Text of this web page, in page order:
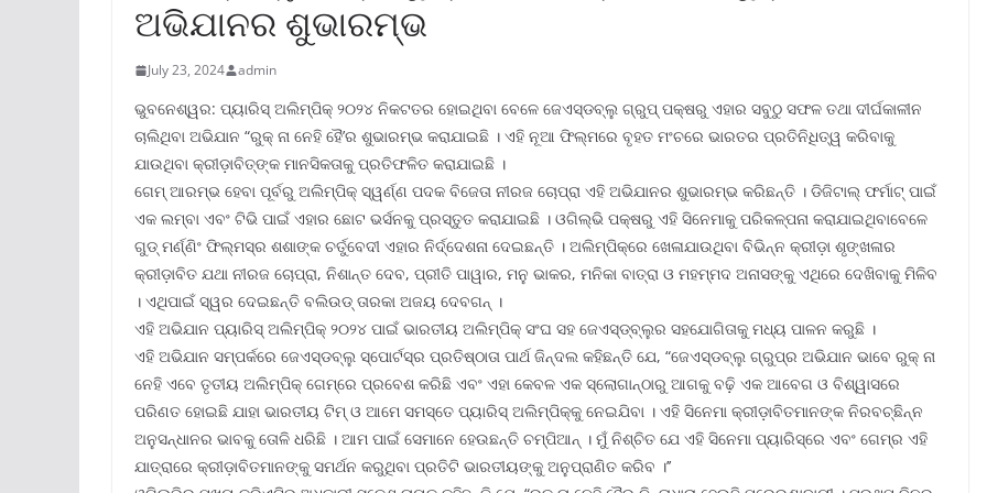
ଅଭିଯାନର ଶୁଭାରମ୍ଭ
July 23, 2024 admin
ଭୁବନେଶ୍ୱର: ପ୍ୟାରିସ୍ ଅଲିମ୍ପିକ୍ ୨୦୨୪ ନିକଟତର ହୋଇଥିବା ବେଳେ ଜେଏସ୍‌ଡବ୍ଲୁ ଗ୍ରୁପ୍ ପକ୍ଷରୁ ଏହାର ସବୁଠୁ ସଫଳ ତଥା ଦୀର୍ଘକାଳୀନ
ଚାଲିଥିବା ଅଭିଯାନ “ରୁକ୍ ନା ନେହି ହୈ’ର ଶୁଭାରମ୍ଭ କରାଯାଇଛି । ଏହି ନୂଆ ଫିଲ୍ମରେ ବୃହତ ମଂଚରେ ଭାରତର ପ୍ରତିନିଧିତ୍ୱ କରିବାକୁ
ଯାଉଥିବା କ୍ରୀଡ଼ାବିତ୍‌ଙ୍କ ମାନସିକତାକୁ ପ୍ରତିଫଳିତ କରାଯାଇଛି ।
ଗେମ୍ ଆରମ୍ଭ ହେବା ପୂର୍ବରୁ ଅଲିମ୍ପିକ୍ ସ୍ୱର୍ଣ୍ଣ ପଦକ ବିଜେତା ନୀରଜ ଚୋପ୍ରା ଏହି ଅଭିଯାନର ଶୁଭାରମ୍ଭ କରିଛନ୍ତି । ଡିଜିଟାଲ୍ ଫର୍ମାଟ୍ ପାଇଁ
ଏକ ଲମ୍ବା ଏବଂ ଟିଭି ପାଇଁ ଏହାର ଛୋଟ ଭର୍ସନକୁ ପ୍ରସ୍ତୁତ କରାଯାଇଛି । ଓଗିଲ୍‌ଭି ପକ୍ଷରୁ ଏହି ସିନେମାକୁ ପରିକଳ୍ପନା କରାଯାଇଥିବାବେଳେ
ଗୁଡ୍ ମର୍ଣ୍ଣିଂ ଫିଲ୍ମସ୍‌ର ଶଶାଙ୍କ ଚର୍ତୁବେଦୀ ଏହାର ନିର୍ଦ୍ଦେଶନା ଦେଇଛନ୍ତି । ଅଲିମ୍ପିକ୍‌ରେ ଖେଳାଯାଉଥିବା ବିଭିନ୍ନ କ୍ରୀଡ଼ା ଶୃଙ୍ଖଳାର
କ୍ରୀଡ଼ାବିତ ଯଥା ନୀରଜ ଚୋପ୍ରା, ନିଶାନ୍ତ ଦେବ, ପ୍ରୀତି ପାୱାର, ମନୁ ଭାକର, ମନିକା ବାତ୍ରା ଓ ମହମ୍ମଦ ଅନାସଙ୍କୁ ଏଥିରେ ଦେଖିବାକୁ ମିଳିବ
। ଏଥିପାଇଁ ସ୍ୱର ଦେଇଛନ୍ତି ବଲିଉଡ୍ ତାରକା ଅଜୟ ଦେବଗନ୍ ।
ଏହି ଅଭିଯାନ ପ୍ୟାରିସ୍ ଅଲିମ୍ପିକ୍ ୨୦୨୪ ପାଇଁ ଭାରତୀୟ ଅଲିମ୍ପିକ୍ ସଂଘ ସହ ଜେଏସ୍‌ଡ୍‌ବ୍ଲୁର ସହଯୋଗିତାକୁ ମଧ୍ୟ ପାଳନ କରୁଛି ।
ଏହି ଅଭିଯାନ ସମ୍ପର୍କରେ ଜେଏସ୍‌ଡବ୍ଲୁ ସ୍ପୋର୍ଟସ୍‌ର ପ୍ରତିଷ୍ଠାତା ପାର୍ଥ ଜିନ୍ଦଲ କହିଛନ୍ତି ଯେ, “ଜେଏସ୍‌ଡବ୍ଲୁ ଗ୍ରୁପ୍‌ର ଅଭିଯାନ ଭାବେ ରୁକ୍ ନା
ନେହି ଏବେ ତୃତୀୟ ଅଲିମ୍ପିକ୍ ଗେମ୍‌ରେ ପ୍ରବେଶ କରିଛି ଏବଂ ଏହା କେବଳ ଏକ ସ୍ଲୋଗାନ୍‌ଠାରୁ ଆଗକୁ ବଢ଼ି ଏକ ଆବେଗ ଓ ବିଶ୍ୱାସରେ
ପରିଣତ ହୋଇଛି ଯାହା ଭାରତୀୟ ଟିମ୍ ଓ ଆମେ ସମସ୍ତେ ପ୍ୟାରିସ୍ ଅଲିମ୍ପିକ୍‌କୁ ନେଇଯିବା । ଏହି ସିନେମା କ୍ରୀଡ଼ାବିତମାନଙ୍କ ନିରବଚ୍ଛିନ୍ନ
ଅନୁସନ୍ଧାନର ଭାବକୁ ତୋଳି ଧରିଛି । ଆମ ପାଇଁ ସେମାନେ ହେଉଛନ୍ତି ଚମ୍ପିଆନ୍ । ମୁଁ ନିଶ୍ଚିତ ଯେ ଏହି ସିନେମା ପ୍ୟାରିସ୍‌ରେ ଏବଂ ଗେମ୍‌ର ଏହି
ଯାତ୍ରାରେ କ୍ରୀଡ଼ାବିତମାନଙ୍କୁ ସମର୍ଥନ କରୁଥିବା ପ୍ରତିଟି ଭାରତୀୟଙ୍କୁ ଅନୁପ୍ରାଣିତ କରିବ ।’’